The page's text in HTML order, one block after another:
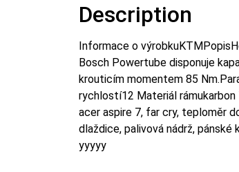
Description
Informace o
Bosch Powertube disponuje
krouticím momentem 85
rychlostí12 Materiál
acer aspire 7, far cry, teploměr
dlaždice, palivová nádrž, pánské
yyyyy